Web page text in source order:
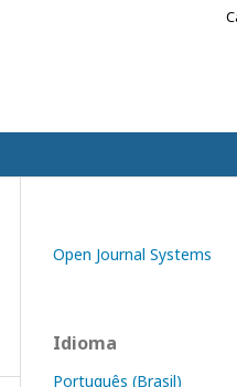
Open Journal Systems
Idioma
Português (Brasil)